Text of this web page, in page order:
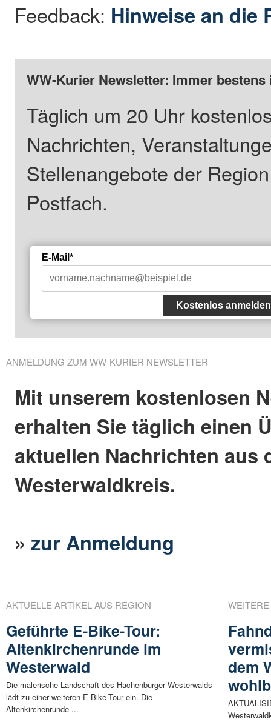
Feedback: Hinweise an die
WW-Kurier Newsletter: Immer
Täglich um 20 Uhr
Nachrichten,
Stellenangebote der
Postfach.
E-Mail*
Kostenlos anmelden
ANMELDUNG ZUM WW-KURIER NEWSLETTER
Mit unserem kostenlosen
erhalten Sie täglich einen
aktuellen Nachrichten aus
Westerwaldkreis.
»zur Anmeldung
AKTUELLE ARTIKEL AUS REGION
Geführte E-Bike-Tour:
Altenkirchenrunde im
Westerwald
Die malerische Landschaft des Hachenburger Westerwalds
lädt zu einer weiteren E-Bike-Tour ein. Die
Altenkirchenrunde ...
dem